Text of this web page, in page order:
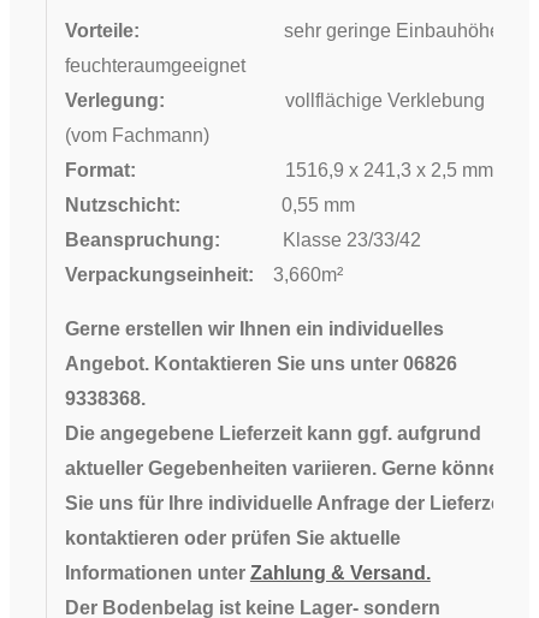
Vorteile:
sehr geringe Einbauhöhe,
feuchteraumgeeignet
Verlegung: vollflächige Verklebung
(vom Fachmann)
Format:
1516,9 x 241,3 x 2,5 mm
Nutzschicht: 0,55 mm
Beanspruchung: Klasse 23/33/42
Verpackungseinheit:
3,660m²
Gerne erstellen wir Ihnen ein individuelles
Angebot. Kontaktieren Sie uns unter 06826
9338368.
Die angegebene Lieferzeit kann ggf. aufgrund
aktueller Gegebenheiten variieren. Gerne können
Sie uns für Ihre individuelle Anfrage der Lieferzeit
kontaktieren oder prüfen Sie aktuelle
Informationen unter Zahlung & Versand.
Der Bodenbelag ist keine Lager- sondern